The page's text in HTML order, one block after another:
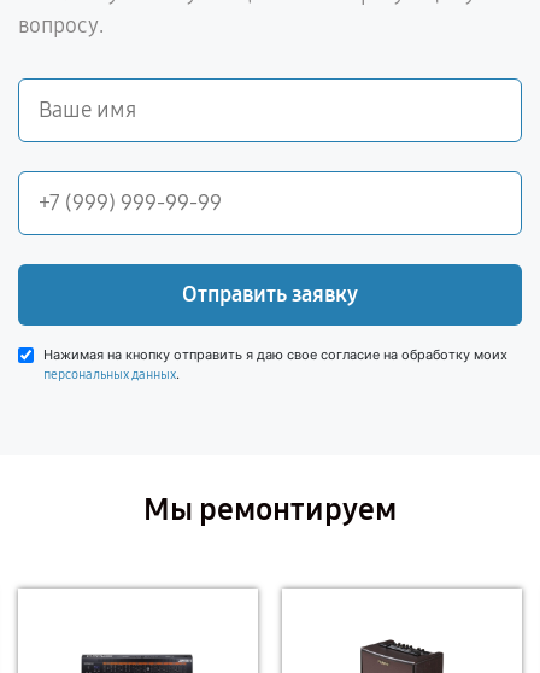
вопросу.
Отправить заявку
Нажимая на кнопку отправить я даю свое согласие на обработку моих
персональных данных.
Мы ремонтируем